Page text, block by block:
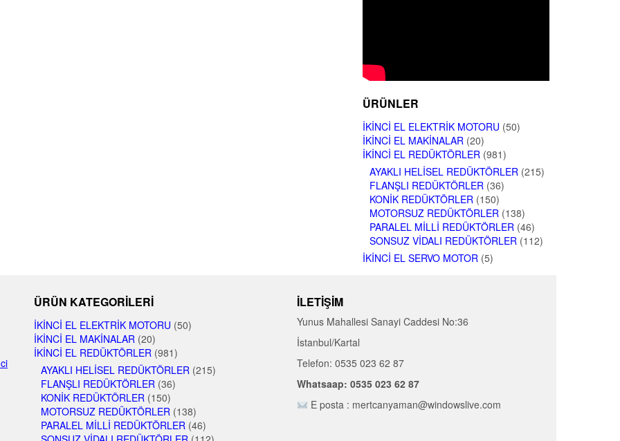
ÜRÜNLER
İKINCI EL ELEKTRIK MOTORU (50)
İKINCI EL MAKINALAR (20)
İKINCI EL REDÜKTÖRLER (981)
AYAKLI HELISEL REDÜKTÖRLER (215)
FLANŞLI REDÜKTÖRLER (36)
KONIK REDÜKTÖRLER (150)
MOTORSUZ REDÜKTÖRLER (138)
PARALEL MILLI REDÜKTÖRLER (46)
SONSUZ VIDALI REDÜKTÖRLER (112)
İKINCI EL SERVO MOTOR (5)
ÜRÜN KATEGORILERI
İKINCI EL ELEKTRIK MOTORU (50)
İKINCI EL MAKINALAR (20)
İKINCI EL REDÜKTÖRLER (981)
AYAKLI HELISEL REDÜKTÖRLER (215)
FLANŞLI REDÜKTÖRLER (36)
KONIK REDÜKTÖRLER (150)
MOTORSUZ REDÜKTÖRLER (138)
PARALEL MILLI REDÜKTÖRLER (46)
İLETIŞIM
Yunus Mahallesi Sanayi Caddesi No:36
İstanbul/Kartal
Telefon: 0535 023 62 87
Whatsaap: 0535 023 62 87
E posta : mertcanyaman@windowslive.com